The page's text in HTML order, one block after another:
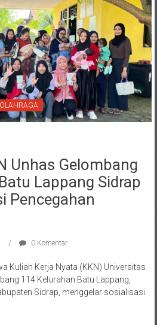
OLAHRAGA
Unhas Gelombang
Lappang Sidrap
Pencegahan
0 Komentar
Kuliah Kerja Nyata (KKN) Universitas
114 Kelurahan Batu Lappang,
Sidrap, menggelar sosialisasi